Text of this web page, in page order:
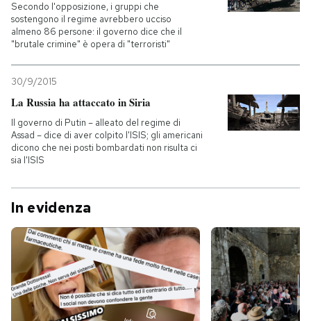
Secondo l'opposizione, i gruppi che
sostengono il regime avrebbero ucciso
almeno 86 persone: il governo dice che il
"brutale crimine" è opera di "terroristi"
30/9/2015
La Russia ha attaccato in Siria
Il governo di Putin – alleato del regime di
Assad – dice di aver colpito l'ISIS; gli americani
dicono che nei posti bombardati non risulta ci
sia l'ISIS
In evidenza